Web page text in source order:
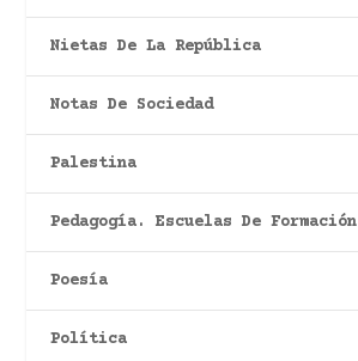
Nietas De La República
Notas De Sociedad
Palestina
Pedagogía. Escuelas De Formación
Poesía
Política